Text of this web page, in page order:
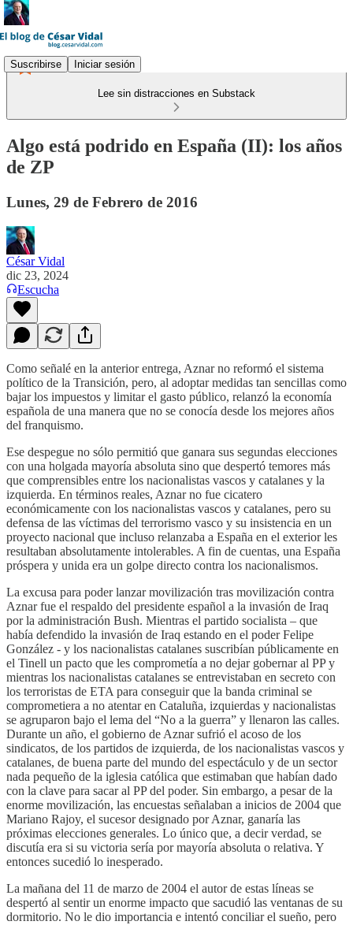
Suscribirse Iniciar sesión
Lee sin distracciones en Substack
Algo está podrido en España (II): los años
de ZP
Lunes, 29 de Febrero de 2016
César Vidal
dic 23, 2024
Escucha
Como señalé en la anterior entrega, Aznar no reformó el sistema
político de la Transición, pero, al adoptar medidas tan sencillas como
bajar los impuestos y limitar el gasto público, relanzó la economía
española de una manera que no se conocía desde los mejores años
del franquismo.
Ese despegue no sólo permitió que ganara sus segundas elecciones
con una holgada mayoría absoluta sino que despertó temores más
que comprensibles entre los nacionalistas vascos y catalanes y la
izquierda. En términos reales, Aznar no fue cicatero
económicamente con los nacionalistas vascos y catalanes, pero su
defensa de las víctimas del terrorismo vasco y su insistencia en un
proyecto nacional que incluso relanzaba a España en el exterior les
resultaban absolutamente intolerables. A fin de cuentas, una España
próspera y unida era un golpe directo contra los nacionalismos.
La excusa para poder lanzar movilización tras movilización contra
Aznar fue el respaldo del presidente español a la invasión de Iraq
por la administración Bush. Mientras el partido socialista – que
había defendido la invasión de Iraq estando en el poder Felipe
González - y los nacionalistas catalanes suscribían públicamente en
el Tinell un pacto que les comprometía a no dejar gobernar al PP y
mientras los nacionalistas catalanes se entrevistaban en secreto con
los terroristas de ETA para conseguir que la banda criminal se
comprometiera a no atentar en Cataluña, izquierdas y nacionalistas
se agruparon bajo el lema del “No a la guerra” y llenaron las calles.
Durante un año, el gobierno de Aznar sufrió el acoso de los
sindicatos, de los partidos de izquierda, de los nacionalistas vascos y
catalanes, de buena parte del mundo del espectáculo y de un sector
nada pequeño de la iglesia católica que estimaban que habían dado
con la clave para sacar al PP del poder. Sin embargo, a pesar de la
enorme movilización, las encuestas señalaban a inicios de 2004 que
Mariano Rajoy, el sucesor designado por Aznar, ganaría las
próximas elecciones generales. Lo único que, a decir verdad, se
discutía era si su victoria sería por mayoría absoluta o relativa. Y
entonces sucedió lo inesperado.
La mañana del 11 de marzo de 2004 el autor de estas líneas se
despertó al sentir un enorme impacto que sacudió las ventanas de su
dormitorio. No le dio importancia e intentó conciliar el sueño, pero